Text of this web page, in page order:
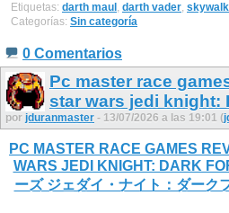
Etiquetas: darth maul , darth vader,
Categorías: Sin categoría
0 Comentarios
Pc master race
star wars jedi knight:
por jduranmaster - 13/07/2026 a las 19:01 (
PC MASTER RACE GAMES
WARS JEDI KNIGHT: DARK
ーズ ジェダイ・ナイト：ダーク